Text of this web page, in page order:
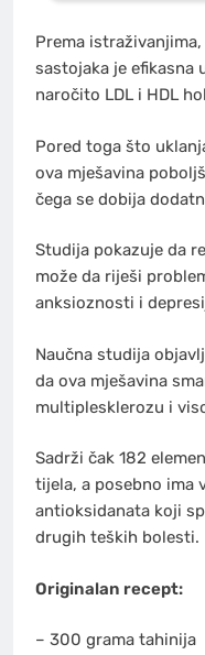
Prema
sastojaka je efikasna
naročito LDL i HDL
Pored toga što
ova mješavina
čega se dobija
Studija pokazuje da
može da riješi
anksioznosti i
Naučna studija
da ova mješavina
multiplesklerozu i
Sadrži čak 182
tijela, a posebno ima
antioksidanata koji
drugih teških bolesti.
Originalan recept:
– 300 grama tahinija